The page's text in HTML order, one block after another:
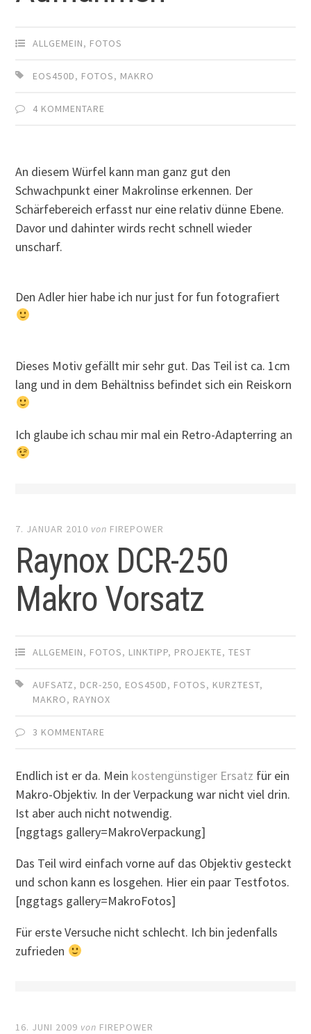
ALLGEMEIN, FOTOS
EOS450D, FOTOS, MAKRO
4 KOMMENTARE
An diesem Würfel kann man ganz gut den
Schwachpunkt einer Makrolinse erkennen. Der
Schärfebereich erfasst nur eine relativ dünne Ebene.
Davor und dahinter wirds recht schnell wieder
unscharf.
Den Adler hier habe ich nur just for fun fotografiert
Dieses Motiv gefällt mir sehr gut. Das Teil ist ca. 1cm
lang und in dem Behältniss befindet sich ein Reiskorn
Ich glaube ich schau mir mal ein Retro-Adapterring an
7. JANUAR 2010 von FIREPOWER
Raynox DCR-250
Makro Vorsatz
ALLGEMEIN, FOTOS, LINKTIPP, PROJEKTE,TEST
AUFSATZ, DCR-250, EOS450D, FOTOS, KURZTEST,
MAKRO, RAYNOX
3 KOMMENTARE
Endlich ist er da. Mein kostengünstiger Ersatz für ein
Makro-Objektiv. In der Verpackung war nicht viel drin.
Ist aber auch nicht notwendig.
[nggtags gallery=MakroVerpackung]
Das Teil wird einfach vorne auf das Objektiv gesteckt
und schon kann es losgehen. Hier ein paar Testfotos.
[nggtags gallery=MakroFotos]
Für erste Versuche nicht schlecht. Ich bin jedenfalls
zufrieden
16. JUNI 2009 von FIREPOWER